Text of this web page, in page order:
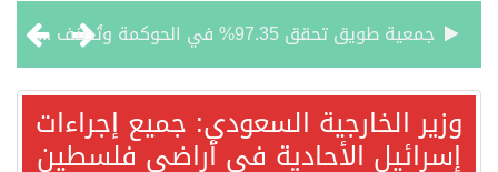
جمعية طويق تحقق 97.35% في الحوكمة وتُصنف ضمن الكيانات متناهية الكبر وتحصد شهادة الآيزو للعام الثالث على التوالي
“الفرصة الأخيرة”.. ترامب: المحادثات مع إيران جارية الآن
وزير الخارجية السعودي: جميع إجراءات
إسرائيل الأحادية في أراضي فلسطين